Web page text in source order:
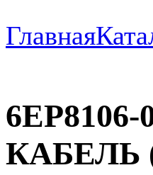
Главная
КАБЕЛЬ